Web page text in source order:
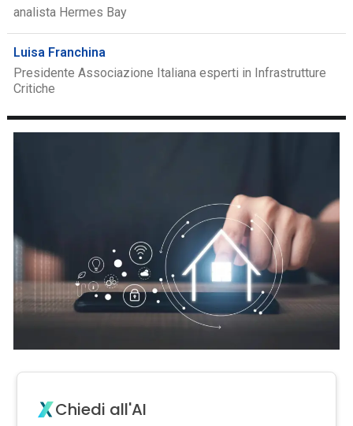
analista Hermes Bay
Luisa Franchina
Presidente Associazione Italiana esperti in Infrastrutture
Critiche
Chiedi all'AI